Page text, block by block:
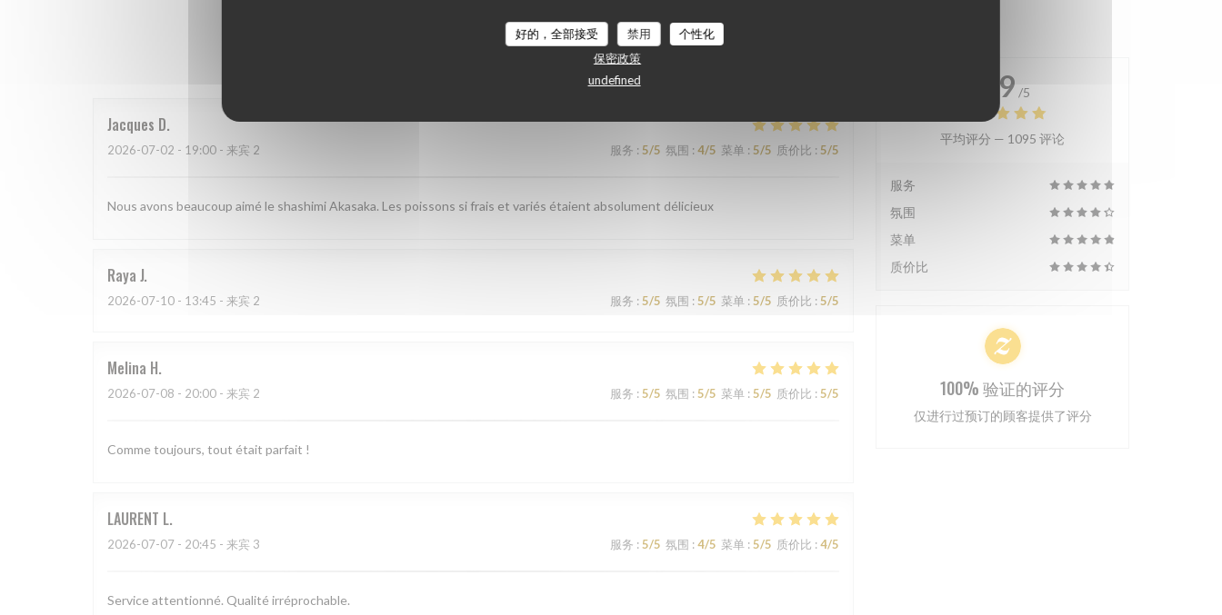
好的，全部接受 禁用
个性化
保密政策
undefined
我们的顾客评分
Jacques D
2026-07-02 - 19:00 - 来宾 2 服务 : 5/5 氛围 : 4/5 菜单 : 5/5 质价比 : 5/5
Nous avons beaucoup aimé le shashimi Akasaka. Les poissons si frais et variés étaient absolument délicieux
Raya J
2026-07-10 - 13:45 - 来宾 2 服务 : 5/5 氛围 : 5/5 菜单 : 5/5 质价比 : 5/5
Melina H
2026-07-08 - 20:00 - 来宾 2 服务 : 5/5 氛围 : 5/5 菜单 : 5/5 质价比 : 5/5
Comme toujours, tout était parfait !
LAURENT L
2026-07-07 - 20:45 - 来宾 3 服务 : 5/5 氛围 : 4/5 菜单 : 5/5 质价比 : 4/5
Service attentionné. Qualité irréprochable.
4.9 /5
平均评分 — 1095 评论
服务
氛围
菜单
质价比
100% 验证的评分
仅进行过预订的顾客提供了评分